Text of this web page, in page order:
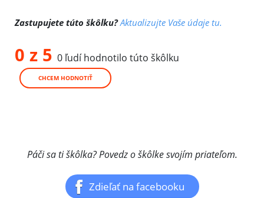
Zastupujete túto škôlku? Aktualizujte Vaše údaje tu.
0 z 5 0 ľudí hodnotilo túto škôlku
CHCEM HODNOTIŤ
Páči sa ti škôlka? Povedz o škôlke svojím priateľom.
Zdieľať na facebooku